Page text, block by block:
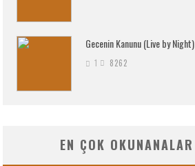
Gecenin Kanunu (Live by Night)
1 8262
EN ÇOK OKUNANALAR